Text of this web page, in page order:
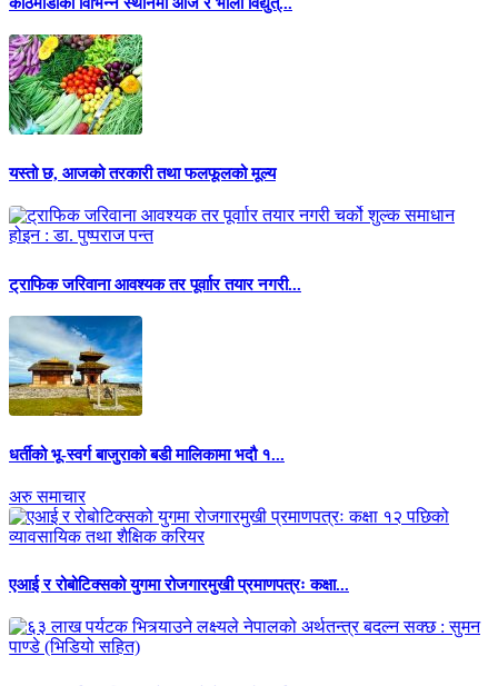
यस्तो छ, आजको तरकारी तथा फलफूलको मूल्य
ट्राफिक जरिवाना आवश्यक तर पूर्वाार तयार नगरी...
धर्तीको भू-स्वर्ग बाजुराको बडी मालिकामा भदौ १...
अरु समाचार
एआई र रोबोटिक्सको युगमा रोजगारमुखी प्रमाणपत्रः कक्षा...